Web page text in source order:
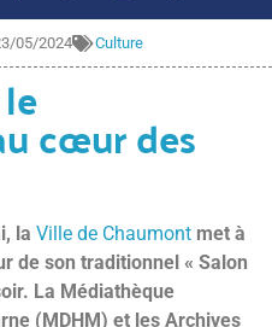
05/2024 Culture
cœur des
la Ville de Chaumont met à
de son traditionnel « Salon
La Médiathèque
(MDHM) et les Archives